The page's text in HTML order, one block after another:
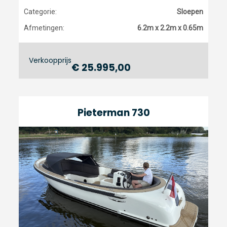
Categorie:
Sloepen
Afmetingen:
6.2m x 2.2m x 0.65m
Verkoopprijs
€ 25.995,00
Pieterman 730